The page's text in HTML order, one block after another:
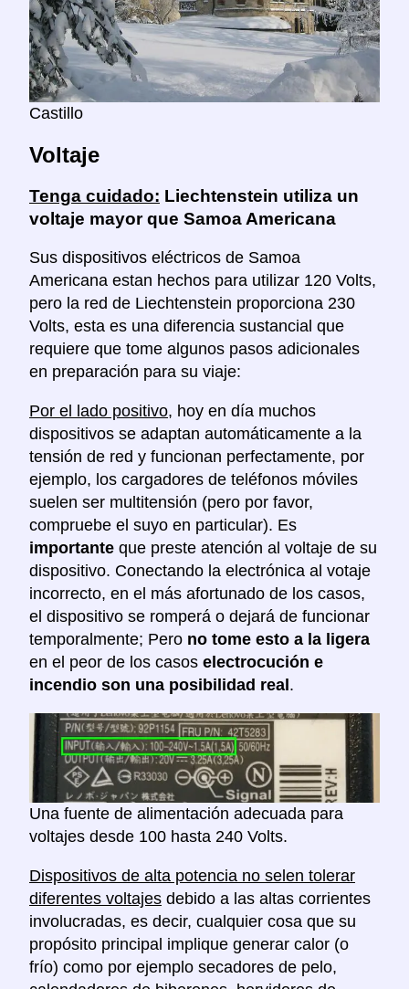
Castillo
Voltaje
Tenga cuidado: Liechtenstein utiliza un
voltaje mayor que Samoa Americana
Sus dispositivos eléctricos de Samoa
Americana estan hechos para utilizar 120 Volts,
pero la red de Liechtenstein proporciona 230
Volts, esta es una diferencia sustancial que
requiere que tome algunos pasos adicionales
en preparación para su viaje:
Por el lado positivo, hoy en día muchos
dispositivos se adaptan automáticamente a la
tensión de red y funcionan perfectamente, por
ejemplo, los cargadores de teléfonos móviles
suelen ser multitensión (pero por favor,
compruebe el suyo en particular). Es
importante que preste atención al voltaje de su
dispositivo. Conectando la electrónica al votaje
incorrecto, en el más afortunado de los casos,
el dispositivo se romperá o dejará de funcionar
temporalmente; Pero no tome esto a la ligera
en el peor de los casos electrocución e
incendio son una posibilidad real .
Una fuente de alimentación adecuada para
voltajes desde 100 hasta 240 Volts.
Dispositivos de alta potencia no selen tolerar
diferentes voltajes debido a las altas corrientes
involucradas, es decir, cualquier cosa que su
propósito principal implique generar calor (o
frío) como por ejemplo secadores de pelo,